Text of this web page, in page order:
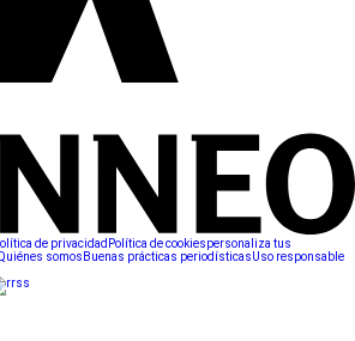
de privacidad Política de cookiespersonaliza tus
somos Buenas prácticas periodísticasUso responsable